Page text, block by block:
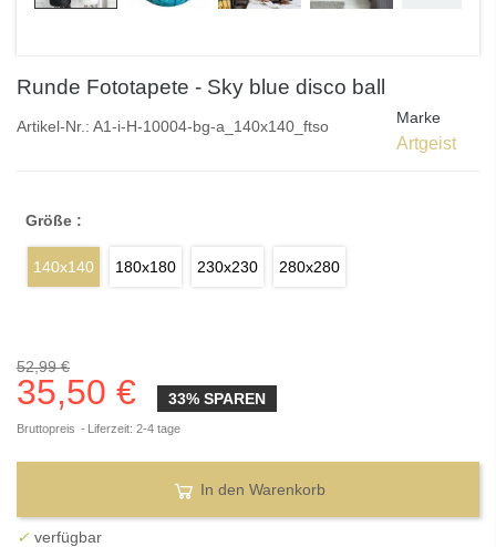
Runde Fototapete - Sky blue disco ball
Artikel-Nr.: A1-i-H-10004-bg-a_140x140_ftso Marke
Artgeist
Größe :
140x140 180x180 230x230 280x280
52,99 €
35,50 € 33% SPAREN
Bruttopreis Liferzeit: 2-4 tage
In den Warenkorb
✓ verfügbar